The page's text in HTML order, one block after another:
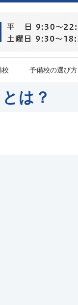
校 予備校の選び方
は？